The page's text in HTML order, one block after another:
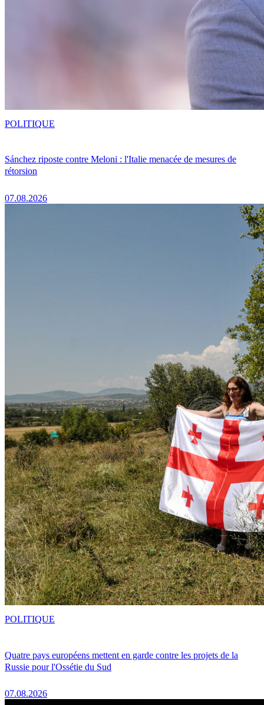
Sánchez riposte contre Meloni : l'Italie menacée de mesures de
rétorsion
07.08.2026
POLITIQUE
Quatre pays européens mettent en garde contre les projets de la
Russie pour l'Ossétie du Sud
07.08.2026
POLITIQUE